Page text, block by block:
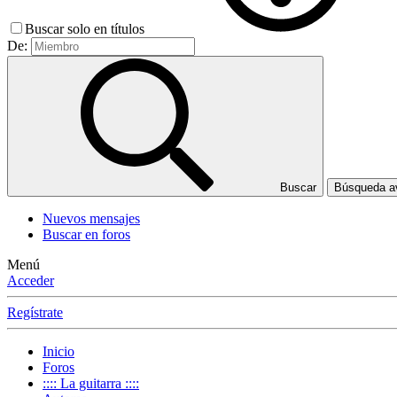
Buscar solo en títulos
De:
Buscar Búsqueda
Nuevos mensajes
Buscar en foros
Menú
Acceder
Regístrate
Inicio
Foros
:::: La guitarra ::::